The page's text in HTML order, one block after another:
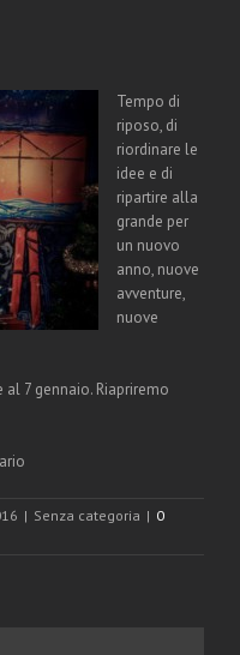
Tempo di
riposo, di
riordinare le
idee e di
ripartire alla
grande per
un nuovo
anno, nuove
avventure,
nuove
7 gennaio. Riapriremo
| Senza categoria | 0